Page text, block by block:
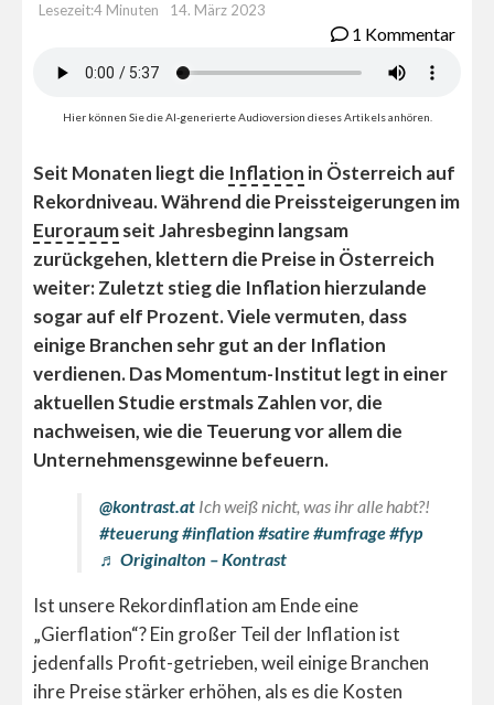
Lesezeit:4 Minuten
14. März 2023
1 Kommentar
Hier können Sie die AI-generierte Audioversion dieses Artikels anhören.
Seit Monaten liegt die Inflation in Österreich auf
Rekordniveau. Während die Preissteigerungen im
Euroraumseit Jahresbeginn langsam
zurückgehen, klettern die Preise in Österreich
weiter: Zuletzt stieg die Inflation hierzulande
sogar auf elf Prozent. Viele vermuten, dass
einige Branchen sehr gut an der Inflation
verdienen. Das Momentum-Institut legt in einer
aktuellen Studie erstmals Zahlen vor, die
nachweisen, wie die Teuerung vor allem die
Unternehmensgewinne befeuern.
@kontrast.at Ich weiß nicht, was ihr alle habt?!
#teuerung#inflation #satire#umfrage#fyp
♬ Originalton – Kontrast
Ist unsere Rekordinflation am Ende eine
„Gierflation“? Ein großer Teil der Inflation ist
jedenfalls Profit-getrieben, weil einige Branchen
ihre Preise stärker erhöhen, als es die Kosten